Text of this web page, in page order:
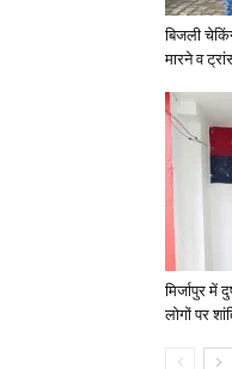
बिजली
मारने व
मिर्जापुर में
लोगों पर